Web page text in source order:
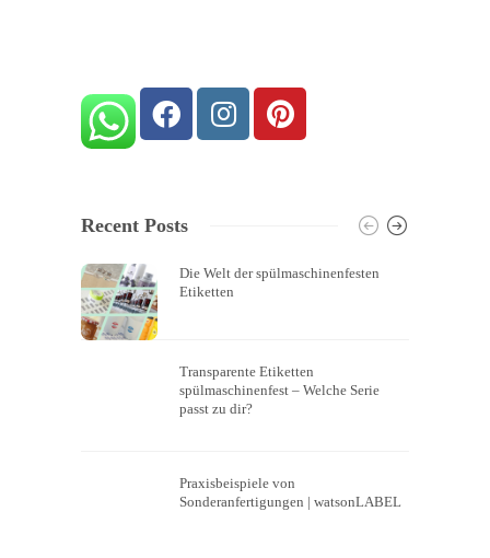
Recent Posts
Die Welt der spülmaschinenfesten
Etiketten
Transparente Etiketten
spülmaschinenfest – Welche Serie
passt zu dir?
Praxisbeispiele von
Sonderanfertigungen | watsonLABEL